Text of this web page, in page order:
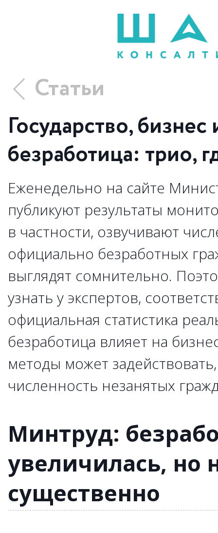
Статьи
Государство, бизнес
безработица: трио,
Еженедельно на сайте
публикуют результаты
в частности, озвучивают
официально безработных
выглядят сомнительно.
узнать у экспертов,
официальная статистика
безработица влияет на
методы может
численность незанятых
Минтруд:
увеличилась, но
существенно